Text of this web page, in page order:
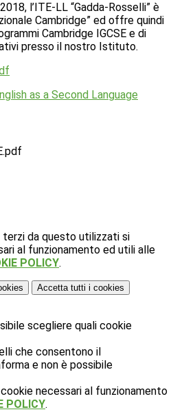
l’ITE-LL “Gadda-Rosselli” è
Cambridge” ed offre quindi
Cambridge IGCSE e di
presso il nostro Istituto.
as a Second Language
da questo utilizzati si
al funzionamento ed utili alle
POLICY.
Accetta tutti i cookies
scegliere quali cookie
che consentono il
e non è possibile
necessari al funzionamento
POLICY.